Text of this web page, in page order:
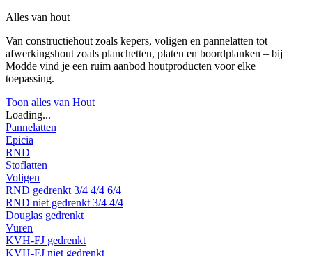
Alles van hout
Van constructiehout zoals kepers, voligen en pannelatten tot
afwerkingshout zoals planchetten, platen en boordplanken – bij
Modde vind je een ruim aanbod houtproducten voor elke
toepassing.
Toon alles van Hout
Loading...
Pannelatten
Epicia
RND
Stoflatten
Voligen
RND gedrenkt 3/4 4/4 6/4
RND niet gedrenkt 3/4 4/4
Douglas gedrenkt
Vuren
KVH-FJ gedrenkt
KVH-FJ niet gedrenkt